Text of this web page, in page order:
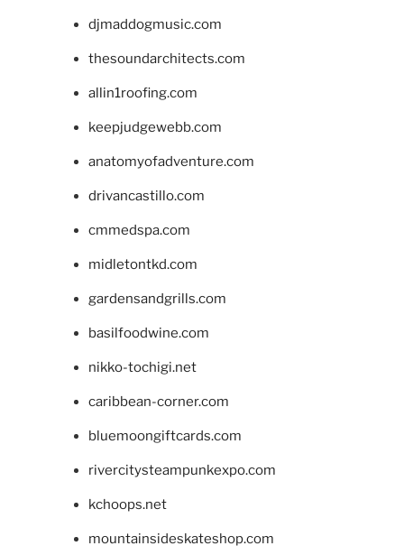
djmaddogmusic.com
thesoundarchitects.com
allin1roofing.com
keepjudgewebb.com
anatomyofadventure.com
drivancastillo.com
cmmedspa.com
midletontkd.com
gardensandgrills.com
basilfoodwine.com
nikko-tochigi.net
caribbean-corner.com
bluemoongiftcards.com
rivercitysteampunkexpo.com
kchoops.net
mountainsideskateshop.com